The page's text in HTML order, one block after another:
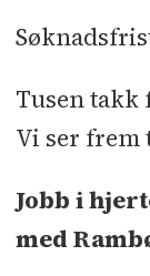
Tusen takk
Vi ser frem
Jobb i
med